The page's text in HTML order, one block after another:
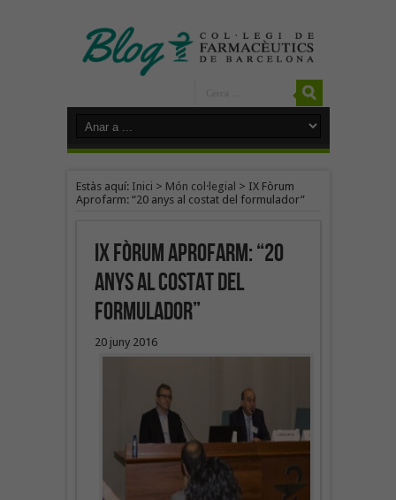
Estàs aquí: Inici > Món col·legial > IX Fòrum
Aprofarm: “20 anys al costat del formulador”
IX Fòrum Aprofarm: “20
anys al costat del
formulador”
20 juny 2016